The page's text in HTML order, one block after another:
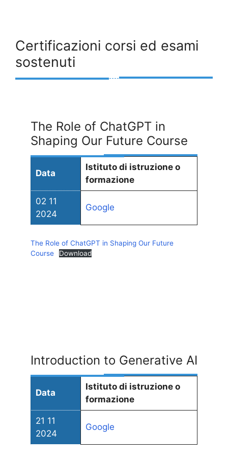
Certificazioni corsi ed esami
sostenuti
The Role of ChatGPT in
Shaping Our Future Course
Data
Istituto di istruzione o
formazione
02 11
2024
Google
The Role of ChatGPT in Shaping Our Future
Course
Download
Introduction to Generative AI
Data
Istituto di istruzione o
formazione
21 11
2024
Google